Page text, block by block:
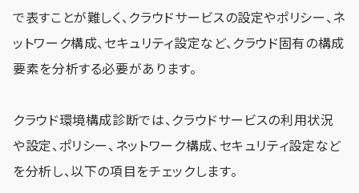
で表すことが難しく、クラウドサービスの設定やポリシー、ネ
ットワーク構成、セキュリティ設定など、クラウド固有の構成
要素を分析する必要があります。
クラウド環境構成診断では、クラウドサービスの利用状況
や設定、ポリシー、ネットワーク構成、セキュリティ設定など
を分析し、以下の項目をチェックします。